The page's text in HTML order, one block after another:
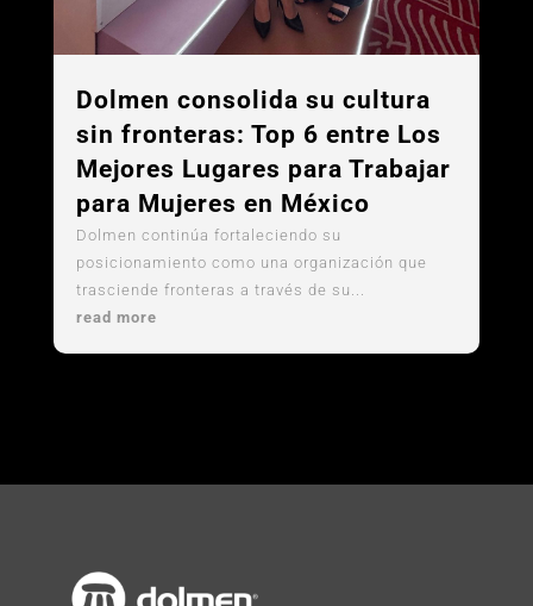
Dolmen consolida su cultura
sin fronteras: Top 6 entre Los
Mejores Lugares para Trabajar
para Mujeres en México
Dolmen continúa fortaleciendo su
posicionamiento como una organización que
trasciende fronteras a través de su...
read more